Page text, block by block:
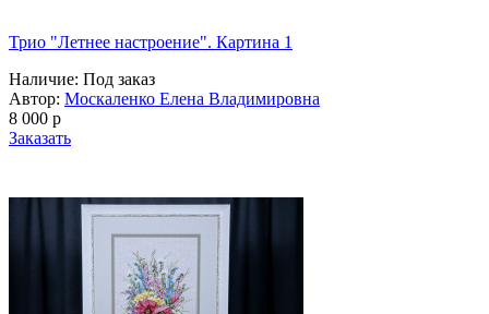
Трио "Летнее настроение". Картина 1
Наличие: Под заказ
Автор: Москаленко Елена Владимировна
8 000 p
Заказать